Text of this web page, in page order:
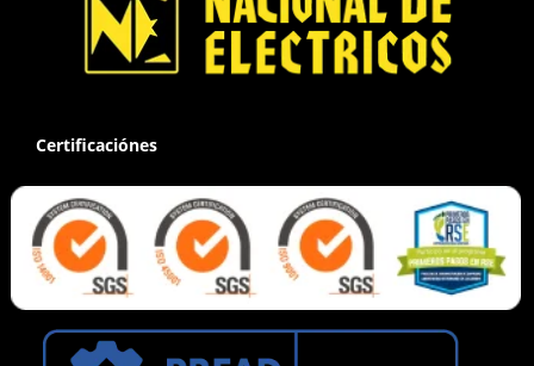
Certificaciónes